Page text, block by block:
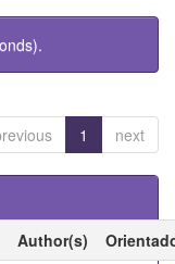
1 next
Author(s)